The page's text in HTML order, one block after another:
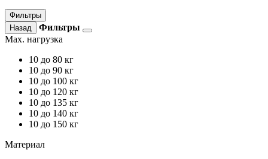
Фильтры
Назад
Фильтры
Max. нагрузка
10 до 80 кг
10 до 90 кг
10 до 100 кг
10 до 120 кг
10 до 135 кг
10 до 140 кг
10 до 150 кг
Материал